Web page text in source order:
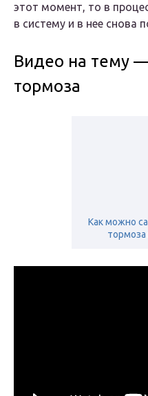
этот момент, то в
в систему и в нее снова
Видео на тему
тормоза
Как можно
тормоза